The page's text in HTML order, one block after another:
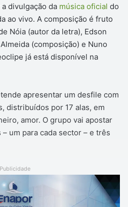
divulgação da música oficial do
ao vivo. A composição é fruto
Nóia (autor da letra), Edson
(composição) e Nuno
já está disponível na
apresentar um desfile com
distribuídos por 17 alas, em
amor. O grupo vai apostar
um para cada sector – e três
Publicidade